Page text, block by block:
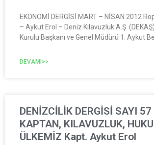
EKONOMİ DERGİSİ MART – NİSAN 2012
– Aykut Erol – Deniz Kılavuzluk A.Ş.
Kurulu Başkanı ve Genel Müdürü 1. Aykut
DEVAMI>>
DENİZCİLİK DERGİSİ SAYI
KAPTAN, KILAVUZLUK,
ÜLKEMİZ Kapt. Aykut Erol